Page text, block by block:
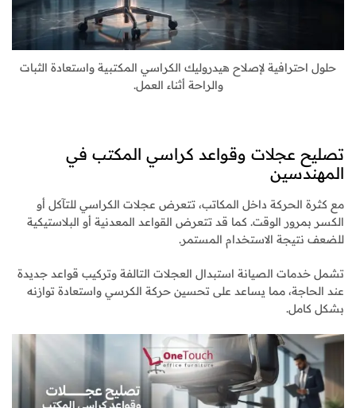
حلول احترافية لإصلاح هيدروليك الكراسي المكتبية واستعادة الثبات
والراحة أثناء العمل.
تصليح عجلات وقواعد كراسي المكتب في
المهندسين
مع كثرة الحركة داخل المكاتب، تتعرض عجلات الكراسي للتآكل أو
الكسر بمرور الوقت. كما قد تتعرض القواعد المعدنية أو البلاستيكية
للضعف نتيجة الاستخدام المستمر.
تشمل خدمات الصيانة استبدال العجلات التالفة وتركيب قواعد جديدة
عند الحاجة، مما يساعد على تحسين حركة الكرسي واستعادة توازنه
بشكل كامل.